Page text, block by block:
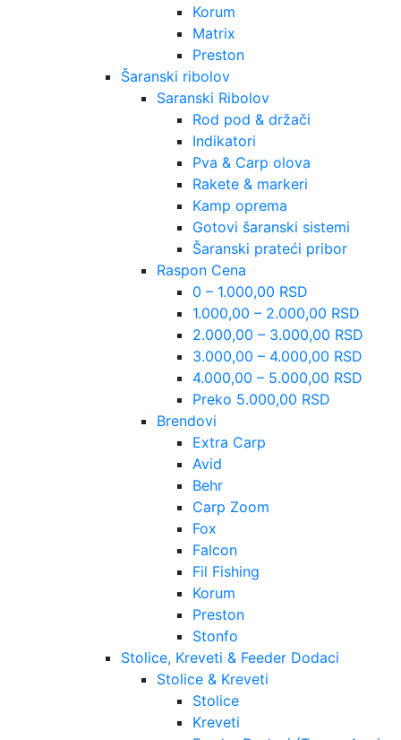
Korum
Matrix
Preston
Šaranski ribolov
Saranski Ribolov
Rod pod & držači
Indikatori
Pva & Carp olova
Rakete & markeri
Kamp oprema
Gotovi šaranski sistemi
Šaranski prateći pribor
Raspon Cena
0 – 1.000,00 RSD
1.000,00 – 2.000,00 RSD
2.000,00 – 3.000,00 RSD
3.000,00 – 4.000,00 RSD
4.000,00 – 5.000,00 RSD
Preko 5.000,00 RSD
Brendovi
Extra Carp
Avid
Behr
Carp Zoom
Fox
Falcon
Fil Fishing
Korum
Preston
Stonfo
Stolice, Kreveti & Feeder Dodaci
Stolice & Kreveti
Stolice
Kreveti